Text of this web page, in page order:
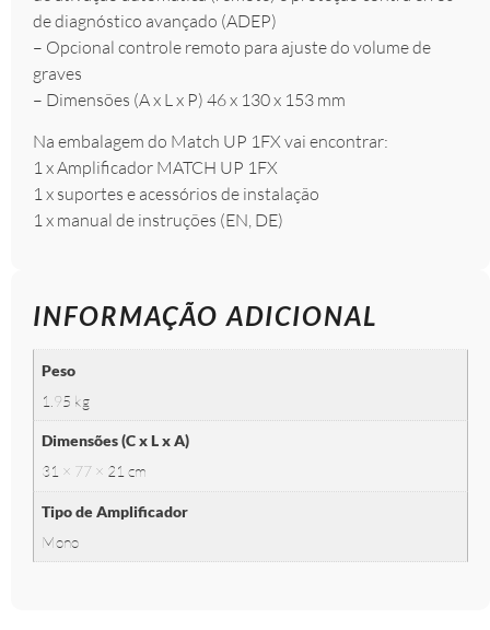
de diagnóstico avançado (ADEP)
– Opcional controle remoto para ajuste do volume de
graves
– Dimensões (A x L x P) 46 x 130 x 153 mm
Na embalagem do Match UP 1FX vai encontrar:
1 x Amplificador MATCH UP 1FX
1 x suportes e acessórios de instalação
1 x manual de instruções (EN, DE)
INFORMAÇÃO ADICIONAL
Peso
1.95 kg
Dimensões (C x L x A)
31 × 77 × 21 cm
Tipo de Amplificador
Mono